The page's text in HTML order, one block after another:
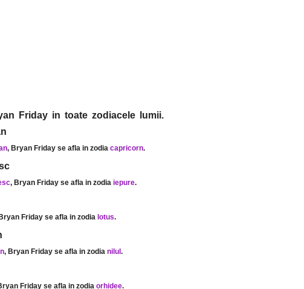
Friday in toate zodiacele lumii.
, Bryan Friday se afla in zodia capricorn.
, Bryan Friday se afla in zodia iepure.
Friday se afla in zodia lotus.
, Bryan Friday se afla in zodia nilul .
Friday se afla in zodia orhidee.